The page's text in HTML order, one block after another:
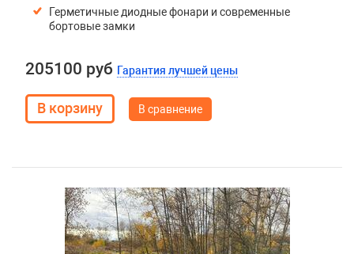
Герметичные диодные фонари и современные
бортовые замки
205100 руб Гарантия лучшей цены
В сравнение